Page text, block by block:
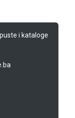
i kataloge